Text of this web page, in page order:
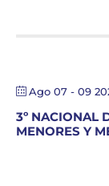
Ago 07 - 09
3º NACIONAL
MENORES Y